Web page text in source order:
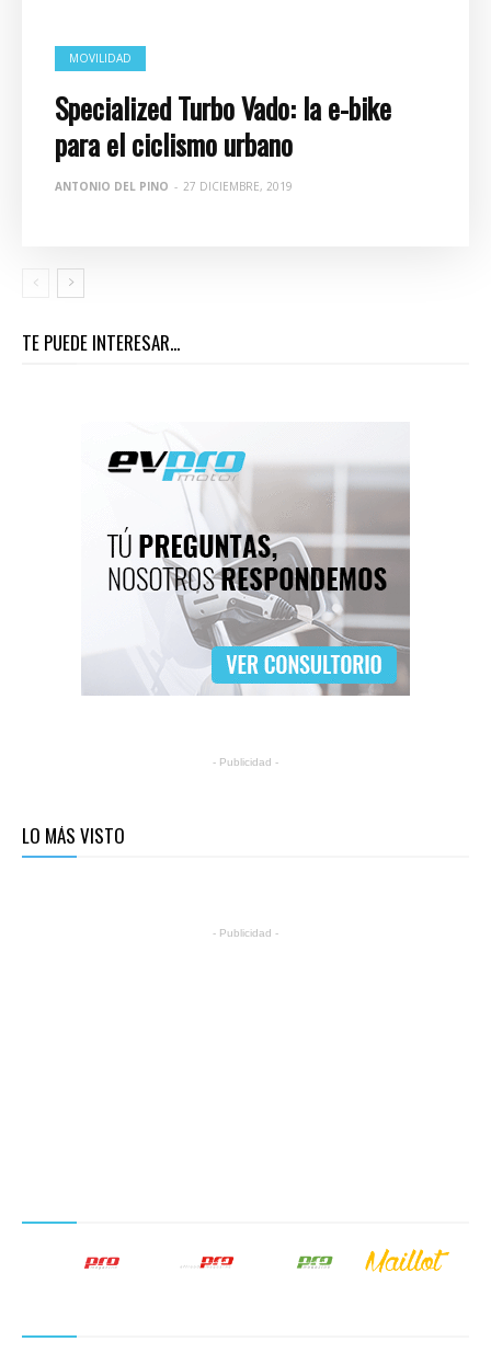
MOVILIDAD
Specialized Turbo Vado: la e-bike
para el ciclismo urbano
ANTONIO DEL PINO - 27 DICIEMBRE, 2019
TE PUEDE INTERESAR...
- Publicidad -
LO MÁS VISTO
- Publicidad -